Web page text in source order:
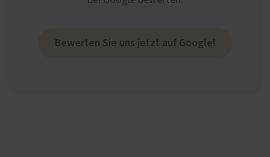
Bewerten Sie uns jetzt auf Google!